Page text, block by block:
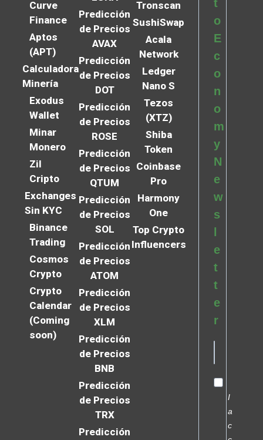
Curve
Finance
Aptos
(APT)
Calculadora
Minería
Exodus
Wallet
Minar
Monero
Zil
Cripto
Exchanges
Sin KYC
Binance
Trading
Cosmos
Crypto
Crypto
Calendar
(Coming
soon)
Predicción
de Precios
AVAX
Predicción
de Precios
DOT
Predicción
de Precios
ROSE
Predicción
de Precios
QTUM
Predicción
de Precios
SOL
Predicción
de Precios
ATOM
Predicción
de Precios
XLM
Predicción
de Precios
BNB
Predicción
de Precios
TRX
Predicción
Tronscan
SushiSwap
Acala
Network
Ledger
Nano S
Tezos
(XTZ)
Shiba
Token
Coinbase
Pro
Harmony
One
Top Crypto
Influencers
t
o
E
c
o
n
o
m
y
N
e
w
s
e
t
t
e
r
I
a
c